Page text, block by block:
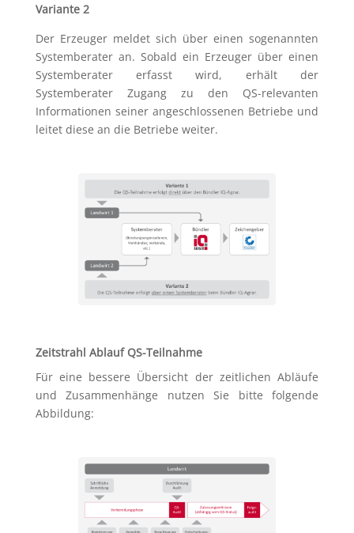
Variante 2
Der Erzeuger meldet sich über einen sogenannten
Systemberater an. Sobald ein Erzeuger über einen
Systemberater erfasst wird, erhält der
Systemberater Zugang zu den QS-relevanten
Informationen seiner angeschlossenen Betriebe und
leitet diese an die Betriebe weiter.
Zeitstrahl Ablauf QS-Teilnahme
Für eine bessere Übersicht der zeitlichen Abläufe
und Zusammenhänge nutzen Sie bitte folgende
Abbildung: